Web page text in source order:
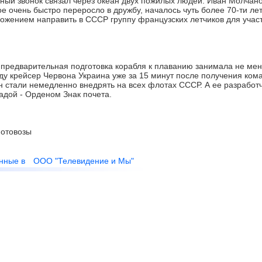
очень быстро переросло в дружбу, началось чуть более 70-ти
направить в СССР группу французских летчиков для
подготовка корабля к плаванию занимала не
крейсер Червона Украина уже за 15 минут после получения
стали немедленно внедрять на всех флотах СССР. А ее
- Орденом Знак почета.
в ООО "Телевидение и Мы"